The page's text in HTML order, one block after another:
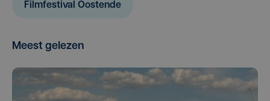
Filmfestival Oostende
Meest gelezen